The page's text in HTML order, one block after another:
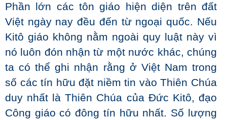
Phần lớn các tôn giáo hiện diện trên đất
Việt ngày nay đều đến từ ngoại quốc. Nếu
Kitô giáo không nằm ngoài quy luật này vì
nó luôn đón nhận từ một nước khác, chúng
ta có thể ghi nhận rằng ở Việt Nam trong
số các tín hữu đặt niềm tin vào Thiên Chúa
duy nhất là Thiên Chúa của Đức Kitô, đạo
Công giáo có đông tín hữu nhất. Số lượng